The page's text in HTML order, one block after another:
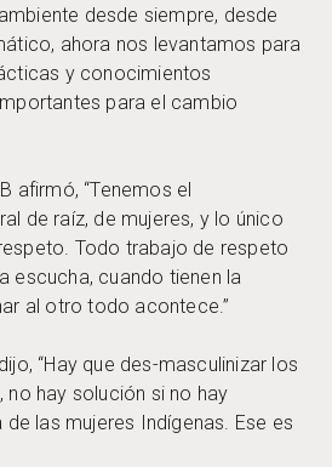
desde siempre, desde
ahora nos levantamos para
y conocimientos
para el cambio
afirmó, “Tenemos el
de raíz, de mujeres, y lo único
Todo trabajo de respeto
escucha, cuando tienen la
al otro todo acontece.”
“Hay que des-masculinizar los
hay solución si no hay
las mujeres Indígenas. Ese es